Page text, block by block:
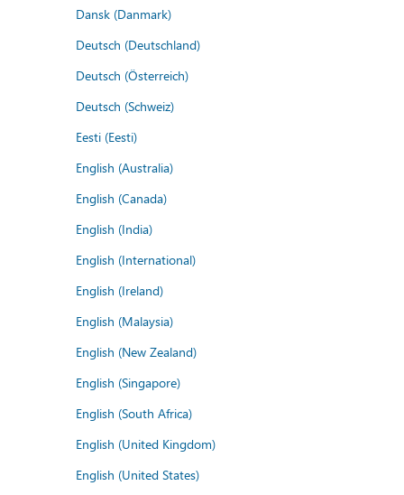
Dansk (Danmark)
Deutsch (Deutschland)
Deutsch (Österreich)
Deutsch (Schweiz)
Eesti (Eesti)
English (Australia)
English (Canada)
English (India)
English (International)
English (Ireland)
English (Malaysia)
English (New Zealand)
English (Singapore)
English (South Africa)
English (United Kingdom)
English (United States)